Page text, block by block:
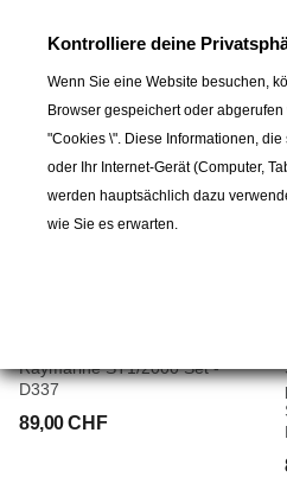
Raymarine ST1/2000 Set -
D337
89,00 CHF
Kontrolliere deine
Wenn Sie eine Website besuchen,
Browser gespeichert oder
"Cookies \". Diese Informationen,
oder Ihr Internet-Gerät (Computer,
werden hauptsächlich dazu
wie Sie es erwarten.